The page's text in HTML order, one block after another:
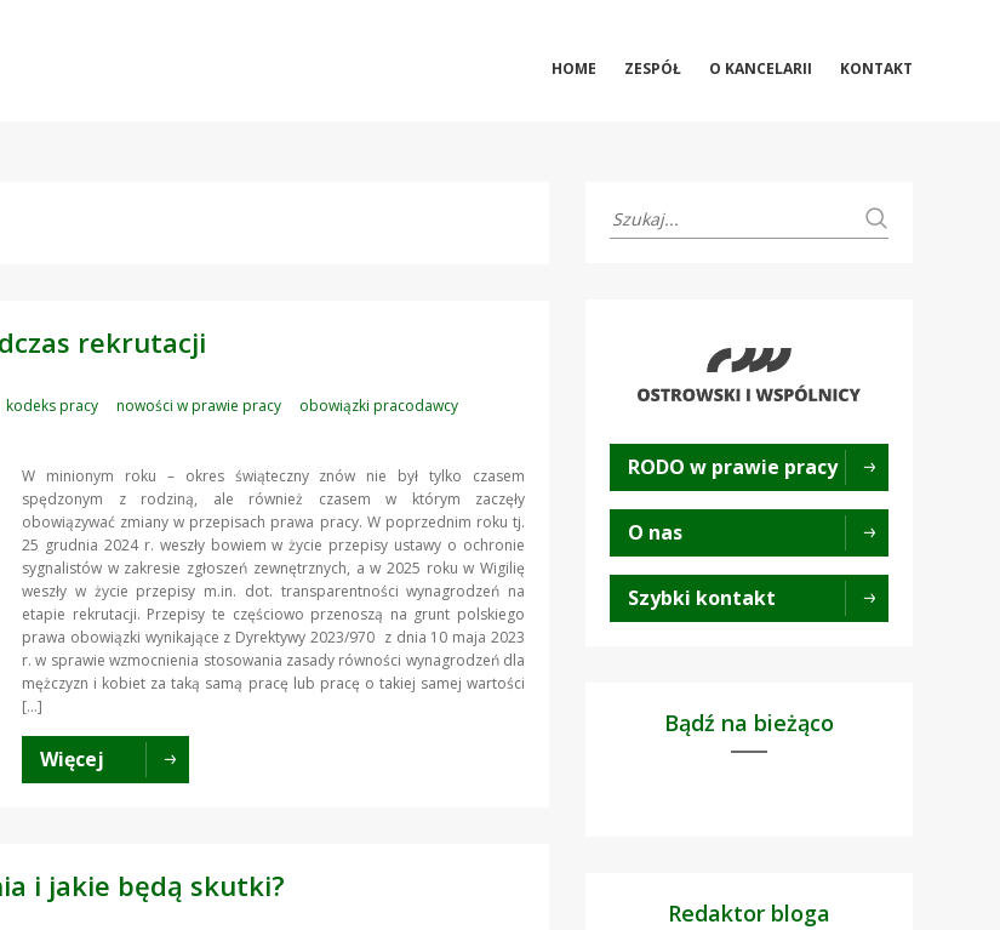
HOME ZESPÓŁ O KANCELARII KONTAKT
rekrutacji
kodeks pracy nowości w prawie pracy
obowiązki pracodawcy
W minionym roku – okres świąteczny znów nie był tylko czasem
spędzonym z rodziną, ale również czasem w którym zaczęły
obowiązywać zmiany w przepisach prawa pracy. W poprzednim roku tj.
25 grudnia 2024 r. weszły bowiem w życie przepisy ustawy o ochronie
sygnalistów w zakresie zgłoszeń zewnętrznych, a w 2025 roku w Wigilię
weszły w życie przepisy m.in. dot. transparentności wynagrodzeń na
etapie rekrutacji. Przepisy te częściowo przenoszą na grunt polskiego
prawa obowiązki wynikające z Dyrektywy 2023/970 z dnia 10 maja 2023
r. w sprawie wzmocnienia stosowania zasady równości wynagrodzeń dla
mężczyzn i kobiet za taką samą pracę lub pracę o takiej samej wartości
[…]
Więcej
i jakie będą skutki?
RODO w prawie pracy
O nas
Szybki kontakt
Bądź na bieżąco
Redaktor bloga